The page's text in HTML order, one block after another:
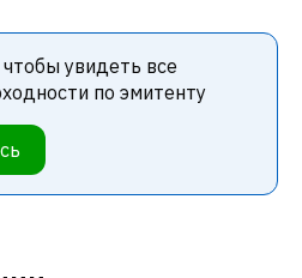
увидеть все
по эмитенту